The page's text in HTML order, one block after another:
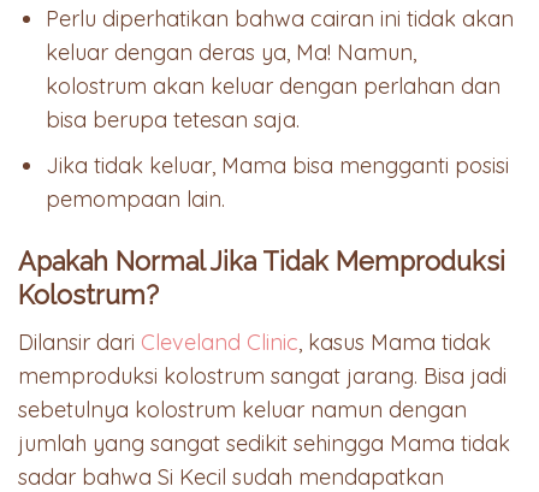
Perlu diperhatikan bahwa cairan ini tidak akan
keluar dengan deras ya, Ma! Namun,
kolostrum akan keluar dengan perlahan dan
bisa berupa tetesan saja.
Jika tidak keluar, Mama bisa mengganti posisi
pemompaan lain.
Apakah Normal Jika Tidak Memproduksi
Kolostrum?
Dilansir dari Cleveland Clinic , kasus Mama tidak
memproduksi kolostrum sangat jarang. Bisa jadi
sebetulnya kolostrum keluar namun dengan
jumlah yang sangat sedikit sehingga Mama tidak
sadar bahwa Si Kecil sudah mendapatkan